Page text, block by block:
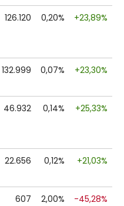
126.120 0,20% +23,89%
132.999 0,07% +23,30%
46.932 0,14% +25,33%
22.656 0,12% +21,03%
607 2,00% -45,28%